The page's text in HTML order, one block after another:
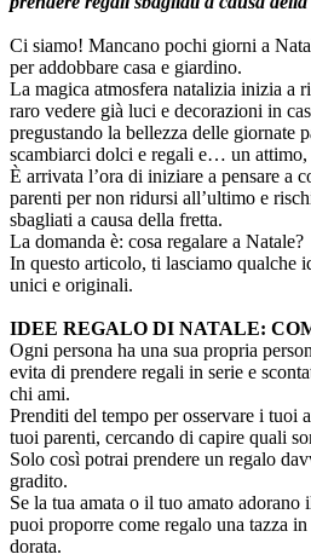
Ci siamo! Mancano pochi giorni a
per addobbare casa e giardino.
La magica atmosfera natalizia inizia a
raro vedere già luci e decorazioni in
pregustando la bellezza delle giornate
scambiarci dolci e regali e… un
È arrivata l’ora di iniziare a pensare a
parenti per non ridursi all’ultimo e
sbagliati a causa della fretta.
La domanda è: cosa regalare a Natale?
In questo articolo, ti lasciamo qualche
unici e originali.
IDEE REGALO DI NATALE:
Ogni persona ha una sua propria
evita di prendere regali in serie e
chi ami.
Prenditi del tempo per osservare i tuoi
tuoi parenti, cercando di capire quali
Solo così potrai prendere un regalo
gradito.
Se la tua amata o il tuo amato adorano
puoi proporre come regalo una tazza
dorata.